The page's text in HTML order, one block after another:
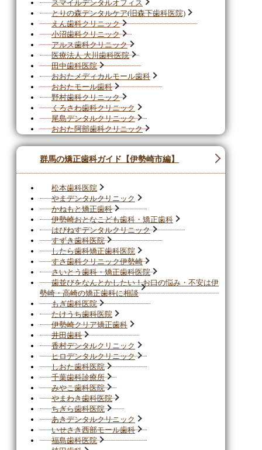
スマイルデンタルオフィス
とりの森デンタルケア(旧森下歯科医院)
えん歯科クリニック
小沼歯科クリニック
アルス歯科クリニック
医療法人 大川歯科医院
田中歯科医院
おおたメディカルモール歯科
おおたモール歯科
野村歯科クリニック
くろさわ歯科クリニック
尾島デンタルクリニック
おおた阿部歯科クリニック
群馬の矯正歯科ガイド【伊勢崎市編】
松本歯科医院
やまデンタルクリニック
かねもと矯正歯科
伊勢崎おとなこども歯科・矯正歯科
はぴねすデンタルクリニック
すずき歯科医院
したら歯科矯正歯科医院
すさ歯科クリニック伊勢崎
さいとう歯科・矯正歯科医院
歯並びをなんとかしたい！お口の悩み・不安は伊
勢崎・高崎の矯正歯科に相談
もぎ歯科医院
たけうち歯科医院
伊勢崎クリア矯正歯科
井田歯科
香村デンタルクリニック
ヒロデンタルクリニック
しおた歯科医院
千葉歯科診療所
みやこ歯科医院
やまわき歯科医院
ちぎら歯科医院
あきデンタルクリニック
いせさき西部モール歯科
福島歯科医院